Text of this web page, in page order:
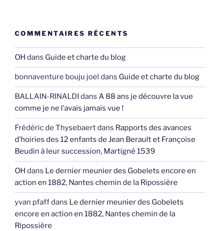
COMMENTAIRES RÉCENTS
OH dans Guide et charte du blog
bonnaventure bouju joel dans Guide et charte du blog
BALLAIN-RINALDI dans A 88 ans je découvre la vue
comme je ne l’avais jamais vue !
Frédéric de Thysebaertdans Rapports des avances
d’hoiries des 12 enfants de Jean Berault et Françoise
Beudin à leur succession, Martigné 1539
OH dans Le dernier meunier des Gobelets encore en
action en 1882, Nantes chemin de la Ripossière
yvan pfaffdans Le dernier meunier des Gobelets
encore en action en 1882, Nantes chemin de la
Ripossière